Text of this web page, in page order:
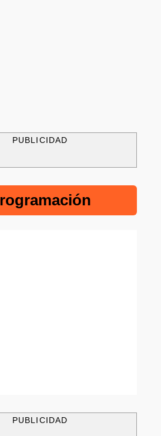
PUBLICIDAD
PUBLICIDAD